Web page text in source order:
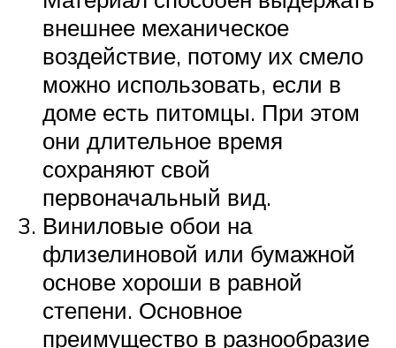
внешнее механическое
воздействие, потому их смело
можно использовать, если в
доме есть питомцы. При этом
они длительное время
сохраняют свой
первоначальный вид.
Виниловые обои на
флизелиновой или бумажной
основе хороши в равной
степени. Основное
преимущество в разнообразие